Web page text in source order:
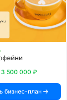
3 500 000 ₽
бизнес-план